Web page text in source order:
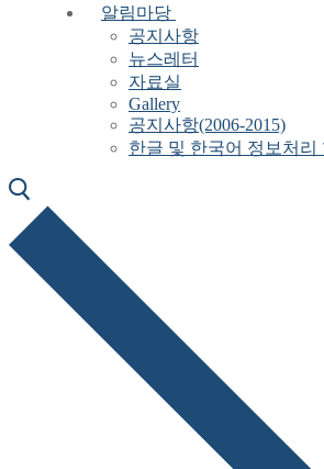
알림마당
공지사항
뉴스레터
자료실
Gallery
공지사항(2006-2015)
한글 및 한국어 정보처리